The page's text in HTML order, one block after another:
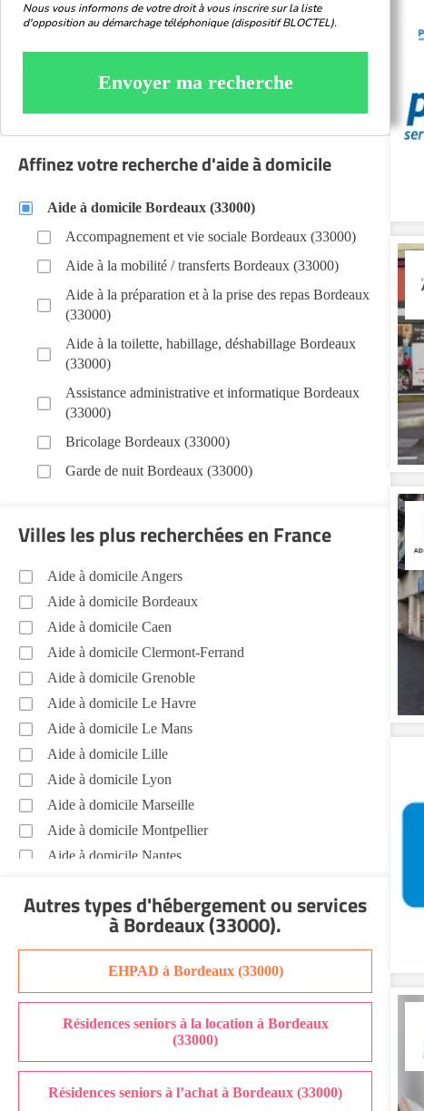
Nous vous informons de votre droit à vous inscrire sur la liste
d'opposition au démarchage téléphonique (dispositif BLOCTEL).
Envoyer ma recherche
Affinez votre recherche d'aide à domicile
Aide à domicile Bordeaux (33000)
Accompagnement et vie sociale Bordeaux (33000)
Aide à la mobilité / transferts Bordeaux (33000)
Aide à la préparation et à la prise des repas Bordeaux
(33000)
Aide à la toilette, habillage, déshabillage Bordeaux
(33000)
Assistance administrative et informatique Bordeaux
(33000)
Bricolage Bordeaux (33000)
Garde de nuit Bordeaux (33000)
Jardinage Bordeaux (33000)
Entretien du cadre de vie, ménage, repassage, gestion
du linge Bordeaux (33000)
Sorties (promenades, rendez-vous médicaux...)
Bordeaux (33000)
Promenade animaux de compagnie Bordeaux
(33000)
Soins esthétiques Bordeaux (33000)
Autres aides à domicile Bordeaux (33000)
Voir toutes les aides à domicile à Bordeaux (33000)
Villes les plus recherchées en France
Aide à domicile Angers
Aide à domicile Bordeaux
Aide à domicile Caen
Aide à domicile Clermont-Ferrand
Aide à domicile Grenoble
Aide à domicile Le Havre
Aide à domicile Le Mans
Aide à domicile Lille
Aide à domicile Lyon
Aide à domicile Marseille
Aide à domicile Montpellier
Aide à domicile Nantes
Aide à domicile Nîmes
Aide à domicile Orléans
Aide à domicile Rennes
Aide à domicile Saint-Etienne
Aide à domicile Toulouse
Recherche par ville
Autres types d'hébergement ou services
à Bordeaux (33000).
EHPAD à Bordeaux (33000)
Résidences seniors à la location à Bordeaux
(33000)
Résidences seniors à l’achat à Bordeaux (33000)